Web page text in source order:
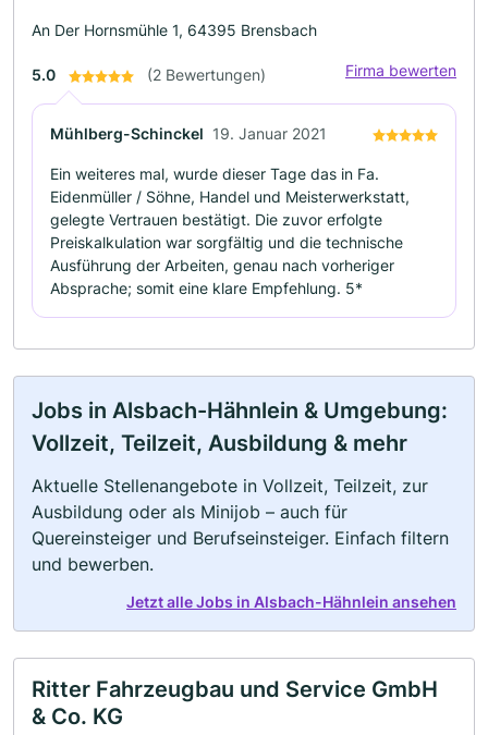
An Der Hornsmühle 1, 64395 Brensbach
5.0 (2 Bewertungen) Firma bewerten
Mühlberg-Schinckel 19. Januar 2021
Ein weiteres mal, wurde dieser Tage das in Fa.
Eidenmüller / Söhne, Handel und Meisterwerkstatt,
gelegte Vertrauen bestätigt. Die zuvor erfolgte
Preiskalkulation war sorgfältig und die technische
Ausführung der Arbeiten, genau nach vorheriger
Absprache; somit eine klare Empfehlung. 5*
Jobs in Alsbach-Hähnlein & Umgebung:
Vollzeit, Teilzeit, Ausbildung & mehr
Aktuelle Stellenangebote in Vollzeit, Teilzeit, zur
Ausbildung oder als Minijob – auch für
Quereinsteiger und Berufseinsteiger. Einfach filtern
und bewerben.
Jetzt alle Jobs in Alsbach-Hähnlein ansehen
Ritter Fahrzeugbau und Service GmbH
& Co. KG